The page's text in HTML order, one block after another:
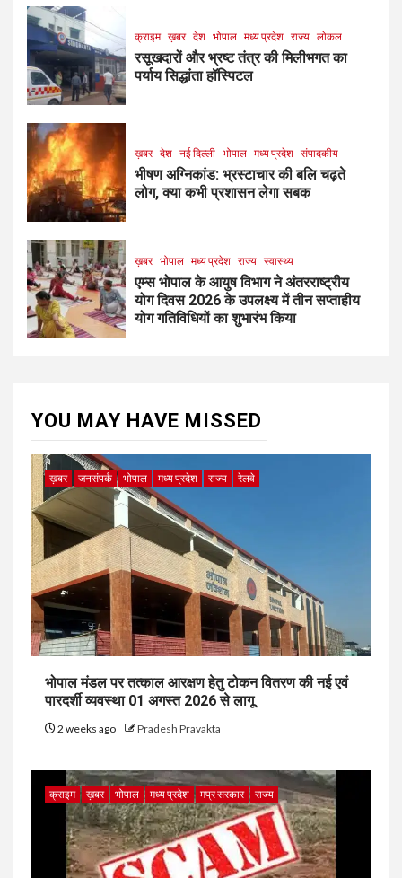
क्राइम ख़बर देश भोपाल मध्य प्रदेश राज्य लोकल
रसूखदारों और भ्रष्ट तंत्र की मिलीभगत का
पर्याय सिद्धांता हॉस्पिटल
ख़बर देश नई दिल्ली भोपाल मध्य प्रदेश संपादकीय
भीषण अग्निकांड: भ्रस्टाचार की बलि चढ़ते
लोग, क्या कभी प्रशासन लेगा सबक
ख़बर भोपाल मध्य प्रदेश राज्य स्वास्थ्य
एम्स भोपाल के आयुष विभाग ने अंतरराष्ट्रीय
योग दिवस 2026 के उपलक्ष्य में तीन सप्ताहीय
योग गतिविधियों का शुभारंभ किया
YOU MAY HAVE MISSED
ख़बर जनसंपर्क भोपाल मध्य प्रदेश राज्य रेलवे
भोपाल मंडल पर तत्काल आरक्षण हेतु टोकन वितरण की नई एवं
पारदर्शी व्यवस्था 01 अगस्त 2026 से लागू
2 weeks ago Pradesh Pravakta
क्राइम ख़बर भोपाल मध्य प्रदेश मप्र सरकार राज्य